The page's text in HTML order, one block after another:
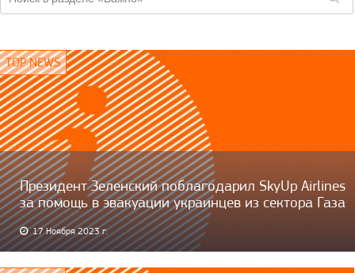
Президент Зеленский поблагодарил SkyUp Airlines
за помощь в эвакуации украинцев из сектора Газа
17 Ноября 2023 г.